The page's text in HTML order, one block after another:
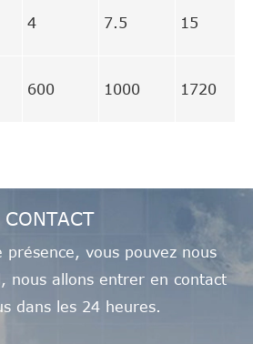
4 7.5 15
600 1000 1720
CONTACT
présence, vous pouvez nous
nous allons entrer en contact
dans les 24 heures.